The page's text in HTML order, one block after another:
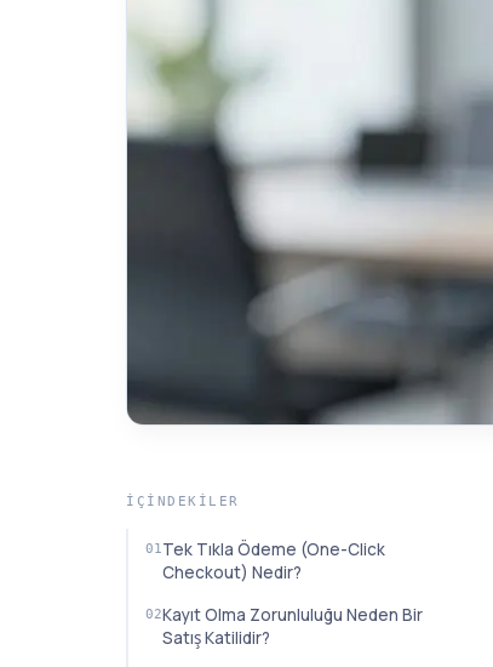
İÇINDEKILER
Tek Tıkla Ödeme (One-Click
Checkout) Nedir?
Kayıt Olma Zorunluluğu Neden Bir
Satış Katilidir?